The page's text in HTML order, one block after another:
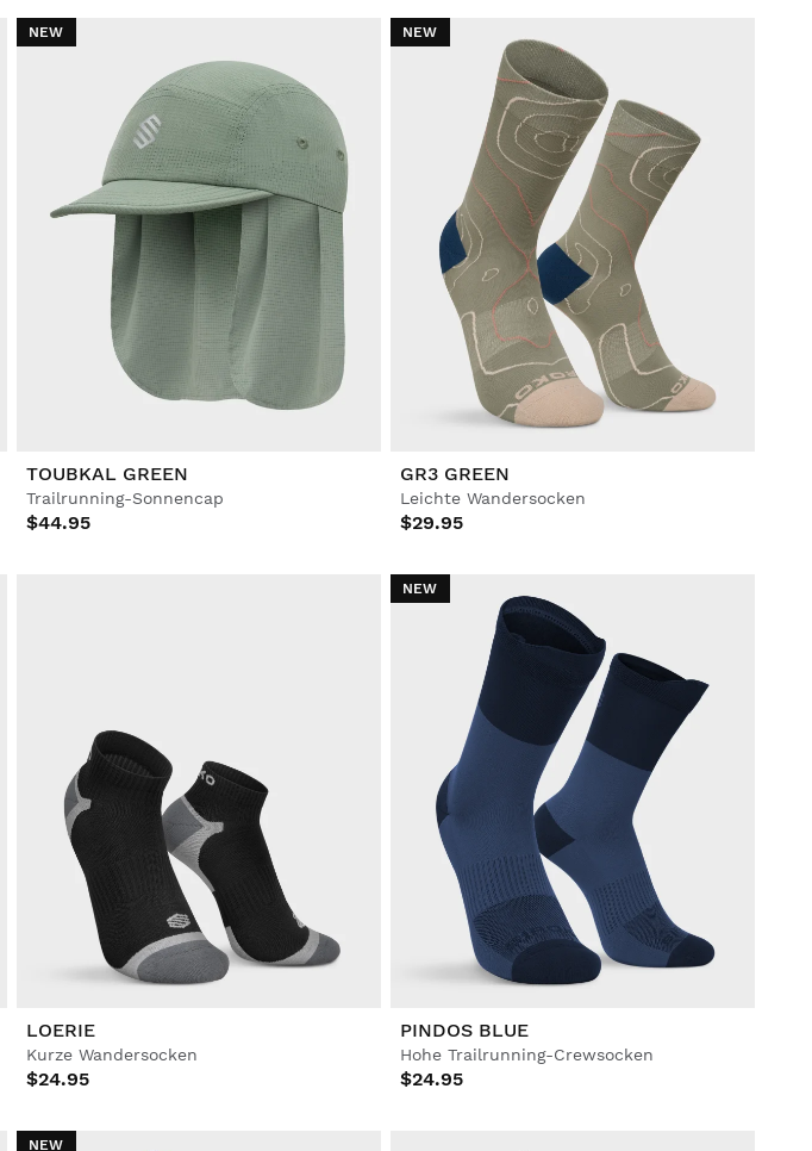
NEW
TOUBKAL GREEN
Trailrunning-Sonnencap
$44.95
NEW
GR3 GREEN
Leichte Wandersocken
$29.95
LOERIE
Kurze Wandersocken
$24.95
NEW
PINDOS BLUE
Hohe Trailrunning-Crewsocken
$24.95
NEW